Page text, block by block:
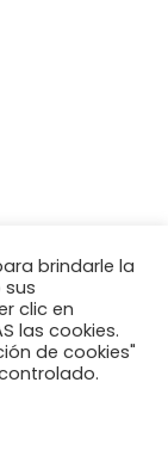
brindarle la
clic en
las cookies.
de cookies"